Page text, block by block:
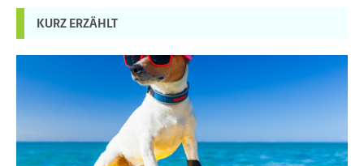
KURZ ERZÄHLT